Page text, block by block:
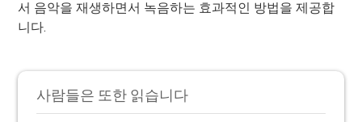
서 음악을 재생하면서 녹음하는 효과적인 방법을 제공합
니다.
사람들은 또한 읽습니다